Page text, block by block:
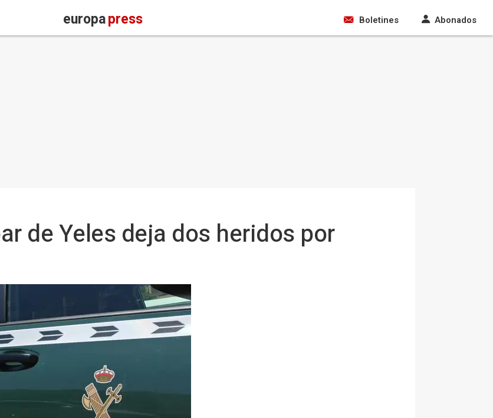
europapress Boletines Abonados
de Yeles deja dos heridos por